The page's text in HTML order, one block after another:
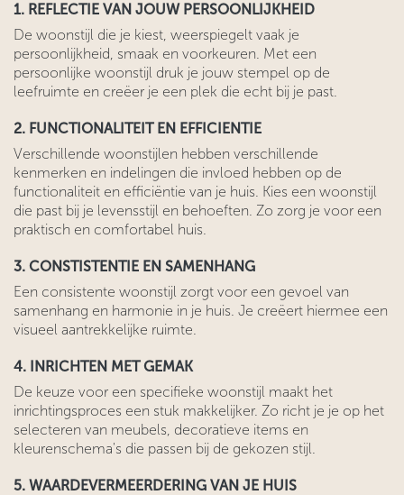
1. REFLECTIE VAN JOUW PERSOONLIJKHEID
De woonstijl die je kiest, weerspiegelt vaak je
persoonlijkheid, smaak en voorkeuren. Met een
persoonlijke woonstijl druk je jouw stempel op de
leefruimte en creëer je een plek die echt bij je past.
2. FUNCTIONALITEIT EN EFFICIENTIE
Verschillende woonstijlen hebben verschillende
kenmerken en indelingen die invloed hebben op de
functionaliteit en efficiëntie van je huis. Kies een woonstijl
die past bij je levensstijl en behoeften. Zo zorg je voor een
praktisch en comfortabel huis.
3. CONSTISTENTIE EN SAMENHANG
Een consistente woonstijl zorgt voor een gevoel van
samenhang en harmonie in je huis. Je creëert hiermee een
visueel aantrekkelijke ruimte.
4. INRICHTEN MET GEMAK
De keuze voor een specifieke woonstijl maakt het
inrichtingsproces een stuk makkelijker. Zo richt je je op het
selecteren van meubels, decoratieve items en
kleurenschema's die passen bij de gekozen stijl.
5. WAARDEVERMEERDERING VAN JE HUIS